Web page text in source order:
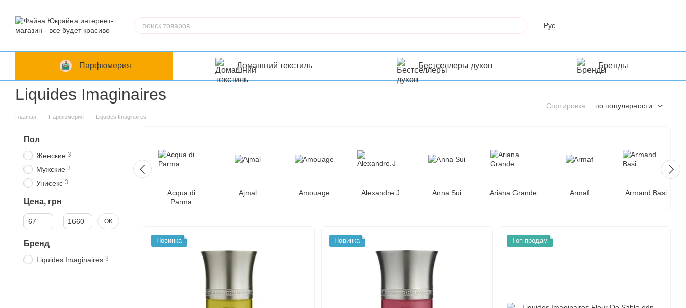
Рус
Парфюмерия Домашний текстиль Бестселлеры духов Бренды
Liquides Imaginaires
Главная Парфюмерия Liquides Imaginaires
Сортировка: по популярности
Acqua di
Parma
Ajmal Amouage Alexandre.J Anna Sui Ariana Grande Armaf Armand Basi
Новинка Новинка Топ продам
Пол
Женские 3
Мужские 3
Унисекс 3
Цена, грн
От Цена, грн
До Цена, грн OK
Бренд
Liquides Imaginaires 3